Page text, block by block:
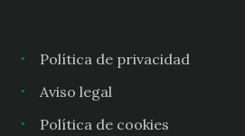
Política de privacidad
Aviso legal
Política de cookies